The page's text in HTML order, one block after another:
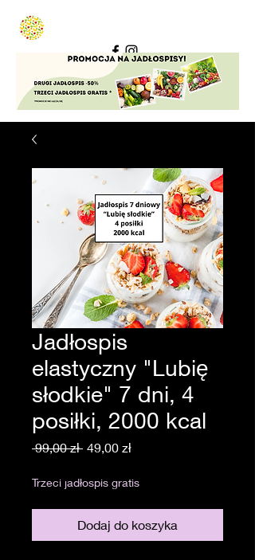
Jadłospis
elastyczny "Lubię
słodkie" 7 dni, 4
posiłki, 2000 kcal
99,00 zł Regularna
49,00 złCena
Trzeci jadłospis gratis
Dodaj do koszyka